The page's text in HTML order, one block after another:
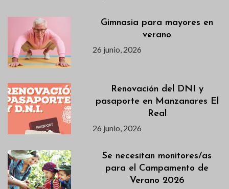
Gimnasia para mayores en
verano
26 junio, 2026
Renovación del DNI y
pasaporte en Manzanares El
Real
26 junio, 2026
Se necesitan monitores/as
para el Campamento de
Verano 2026